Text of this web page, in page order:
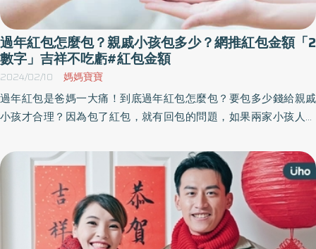
過年紅包怎麼包？親戚小孩包多少？網推紅包金額「2
數字」吉祥不吃虧#紅包金額
2024/02/10 媽媽寶寶
過年紅包是爸媽一大痛！到底過年紅包怎麼包？要包多少錢給親戚
小孩才合理？因為包了紅包，就有回包的問題，如果兩家小孩人數
幫你過好年，建議民眾可包200、600元最剛好，不僅是大家都接
受的好數字，沾沾喜氣的同時也不會讓自己負擔太重。